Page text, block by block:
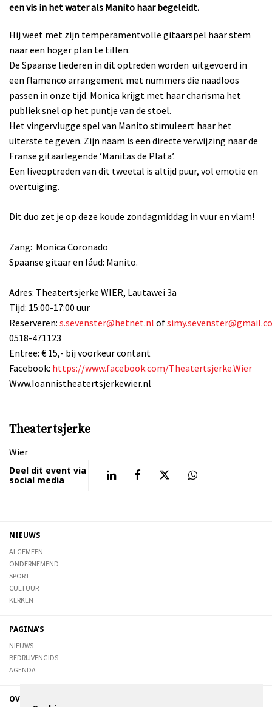
een vis in het water als Manito haar begeleidt.
Hij weet met zijn temperamentvolle gitaarspel haar stem
naar een hoger plan te tillen.
De Spaanse liederen in dit optreden worden uitgevoerd in
een flamenco arrangement met nummers die naadloos
passen in onze tijd. Monica krijgt met haar charisma het
publiek snel op het puntje van de stoel.
Het vingervlugge spel van Manito stimuleert haar het
uiterste te geven. Zijn naam is een directe verwijzing naar de
Franse gitaarlegende ‘Manitas de Plata’.
Een liveoptreden van dit tweetal is altijd puur, vol emotie en
overtuiging.
Dit duo zet je op deze koude zondagmiddag in vuur en vlam!
Zang: Monica Coronado
Spaanse gitaar en láud: Manito.
Adres: Theatertsjerke WIER, Lautawei 3a
Tijd: 15:00-17:00 uur
Reserveren: s.sevenster@hetnet.nl of
0518-471123
Entree: € 15,- bij voorkeur contant
Facebook: https://www.facebook.com/Theatertsjerke.Wier
Www.Ioannistheatertsjerkewier.nl
Theatertsjerke
Wier
Deel dit event via
social media
NIEUWS
ALGEMEEN
ONDERNEMEND
SPORT
CULTUUR
KERKEN
PAGINA'S
NIEUWS
BEDRIJVENGIDS
AGENDA
OVER DE STIENSER